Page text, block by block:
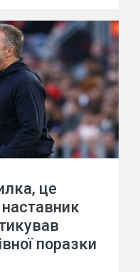
це
поразки